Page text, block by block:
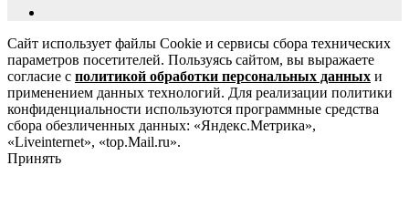
Сайт использует файлы Cookie и сервисы сбора технических
параметров посетителей. Пользуясь сайтом, вы выражаете
согласие с политикой обработки персональных данных и
применением данных технологий. Для реализации политики
конфиденциальности используются программные средства
сбора обезличенных данных: «Яндекс.Метрика»,
«Liveinternet», «top.Mail.ru».
Принять